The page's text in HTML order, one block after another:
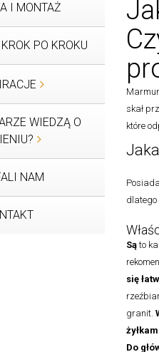
I MONTAŻ
PO KROKU
WIEDZĄ O
NAM
skał
które
dlatego
Sąto
się
granit.
Do